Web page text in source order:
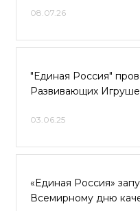
08.07.26
"Единая Россия"
Развивающих
03.06.25
«Единая Россия»
Всемирному дню